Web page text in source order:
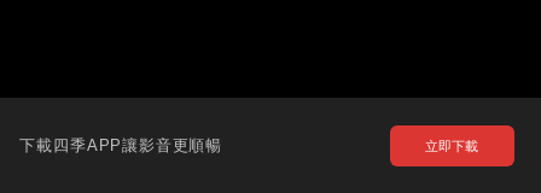
下載四季APP讓影音更順暢 立即下載